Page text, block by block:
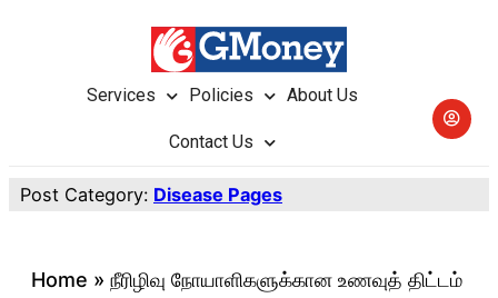
Services Policies About Us
Contact Us
Post Category: Disease Pages
Home » நீரிழிவு நோயாளிகளுக்கான உணவுத் திட்டம்